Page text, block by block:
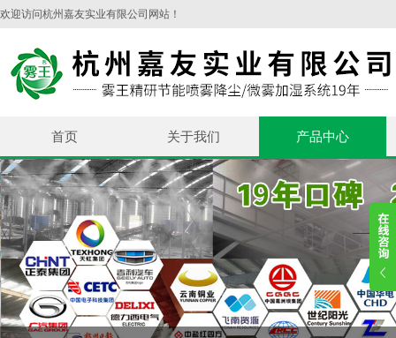
欢迎访问杭州嘉友实业有限公司网站！
首页 关于我们 产品中心